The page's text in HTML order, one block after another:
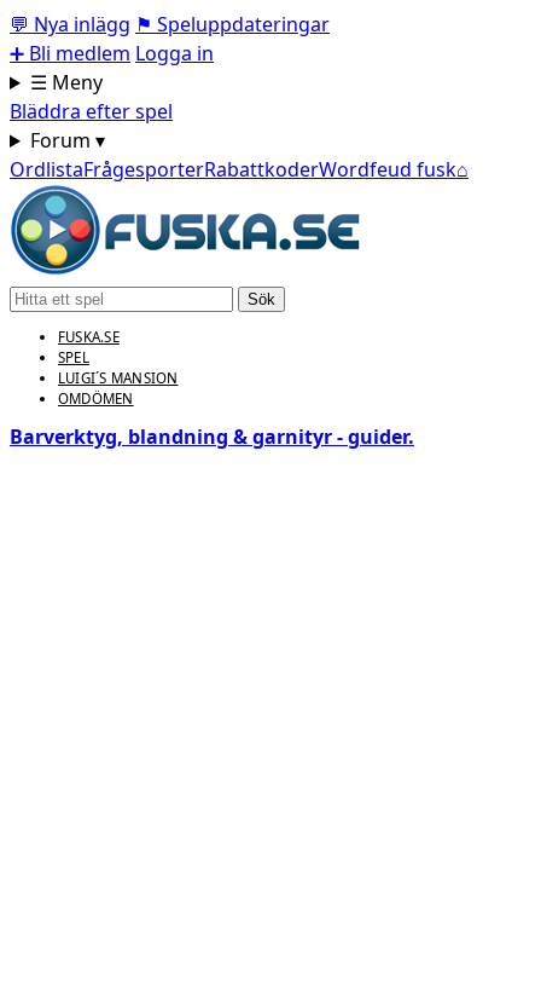
💬 Nya inlägg ⚑ Speluppdateringar
➕ Bli medlem Logga in
☰ Meny
Bläddra efter spel
Forum ▾
OrdlistaFrågesporterRabattkoderWordfeud fusk⌂
Sök
FUSKA.SE
SPEL
LUIGI´S MANSION
OMDÖMEN
Barverktyg, blandning & garnityr - guider.